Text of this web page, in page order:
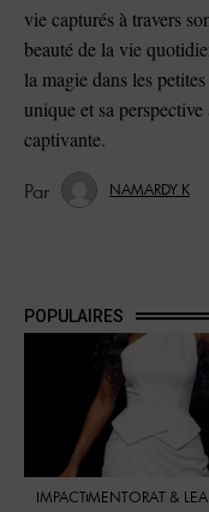
vie capturés à travers
beauté de la vie
la magie dans les
unique et sa
captivante.
NAMARDY K
POPULAIRES
IMPACTMENTORAT &